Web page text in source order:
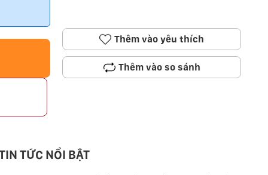
Thêm vào yêu thích
Thêm vào so sánh
TỨC NỔI BẬT